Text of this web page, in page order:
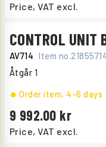
Price, VAT excl.
CONTROL UNIT
AV714 Item no.
Åtgår 1
Price, VAT excl.
9 992.00
Order item, 4-6 days